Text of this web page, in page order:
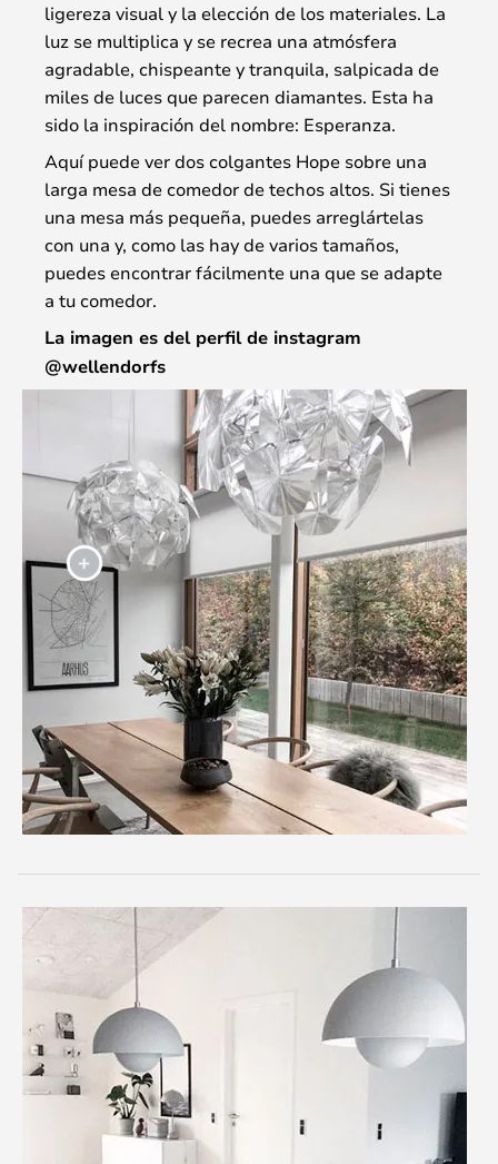
ligereza visual y la elección de los materiales. La
luz se multiplica y se recrea una atmósfera
agradable, chispeante y tranquila, salpicada de
miles de luces que parecen diamantes. Esta ha
sido la inspiración del nombre: Esperanza.
Aquí puede ver dos colgantes Hope sobre una
larga mesa de comedor de techos altos. Si tienes
una mesa más pequeña, puedes arreglártelas
con una y, como las hay de varios tamaños,
puedes encontrar fácilmente una que se adapte
a tu comedor.
La imagen es del perfil de instagram
@wellendorfs